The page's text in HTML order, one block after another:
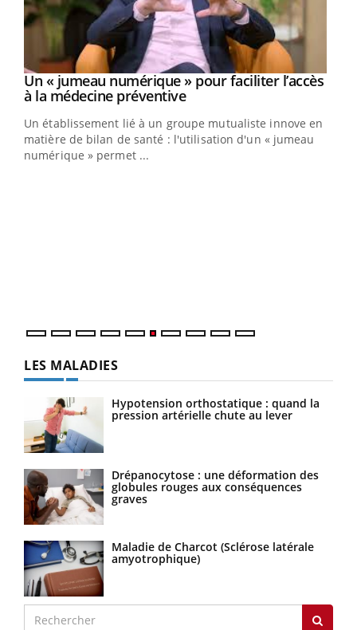
Youtube
Un « jumeau numérique » pour faciliter l’accès
à la médecine préventiveYoutube
Un établissement lié à un groupe mutualiste innove en
matière de bilan de santé : l'utilisation d'un « jumeau
numérique » permet ...
LES MALADIES
Hypotension orthostatique : quand la
pression artérielle chute au lever
Drépanocytose : une déformation des
globules rouges aux conséquences
graves
Maladie de Charcot (Sclérose latérale
amyotrophique)